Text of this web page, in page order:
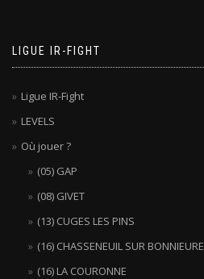
LIGUE IR-FIGHT
Ligue IR-Fight
LEVELS
Où jouer ?
(05) GAP
(08) GIVET
(13) CUGES LES PINS
(16) CHASSENEUIL SUR BONNIEURE
(16) LA COURONNE